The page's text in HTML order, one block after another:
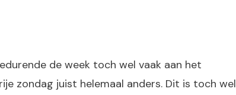
de week toch wel vaak aan het
zondag juist helemaal anders. Dit is toch wel